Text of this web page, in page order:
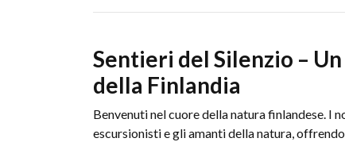
Sentieri del Silenzio –
della Finlandia
Benvenuti nel cuore della natura finlandese. I
escursionisti e gli amanti della natura,